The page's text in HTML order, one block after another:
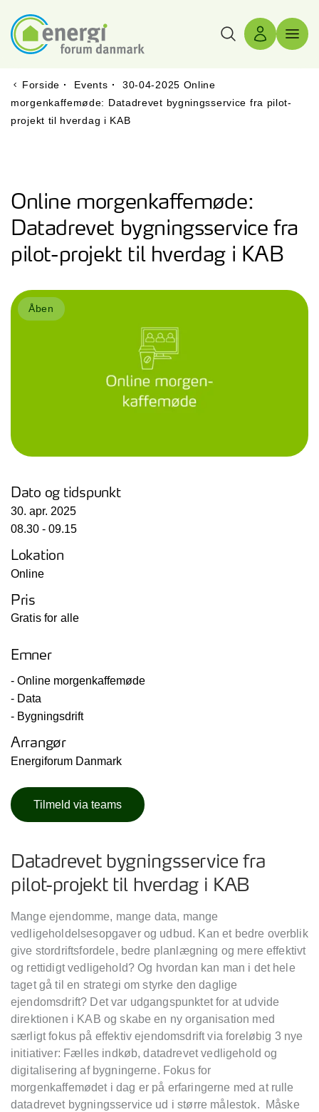
Søg Log ind
Forside · Events ·
30-04-2025 Online
morgenkaffemøde: Datadrevet bygningsservice fra pilot-
projekt til hverdag i KAB
Online morgenkaffemøde:
Datadrevet bygningsservice fra
pilot-projekt til hverdag i KAB
Åben
Dato og tidspunkt
30. apr. 2025
08.30 - 09.15
Lokation
Online
Pris
Gratis for alle
Emner
- Online morgenkaffemøde
- Data
- Bygningsdrift
Arrangør
Energiforum Danmark
Tilmeld via teams
Datadrevet bygningsservice fra
pilot-projekt til hverdag i KAB
Mange ejendomme, mange data, mange
vedligeholdelsesopgaver og udbud. Kan et bedre overblik
give stordriftsfordele, bedre planlægning og mere effektivt
og rettidigt vedligehold? Og hvordan kan man i det hele
taget gå til en strategi om styrke den daglige
ejendomsdrift? Det var udgangspunktet for at udvide
direktionen i KAB og skabe en ny organisation med
særligt fokus på effektiv ejendomsdrift via foreløbig 3 nye
initiativer: Fælles indkøb, datadrevet vedligehold og
digitalisering af bygningerne. Fokus for
morgenkaffemødet i dag er på erfaringerne med at rulle
datadrevet bygningsservice ud i større målestok. Måske